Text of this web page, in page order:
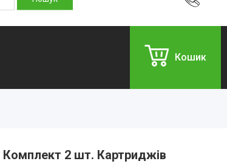
Кошик
Комплект 2 шт. Картриджів